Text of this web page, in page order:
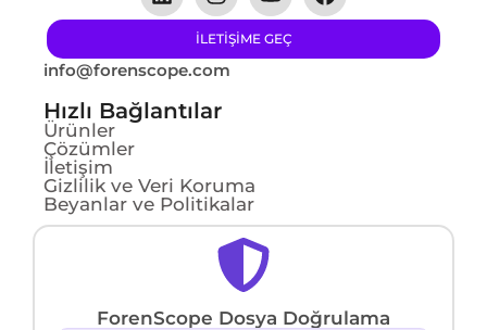
ILETIŞIME GEÇ
info@forenscope.com
Hızlı Bağlantılar
Ürünler
Çözümler
İletişim
Gizlilik ve Veri Koruma
Beyanlar ve Politikalar
ForenScope Dosya Doğrulama